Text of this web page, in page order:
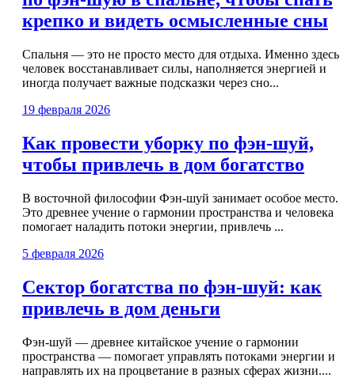
крепко и видеть осмысленные сны
Спальня — это не просто место для отдыха. Именно здесь
человек восстанавливает силы, наполняется энергией и
иногда получает важные подсказки через сно...
19 февраля 2026
Как провести уборку по фэн-шуй,
чтобы привлечь в дом богатство
В восточной философии Фэн-шуй занимает особое место.
Это древнее учение о гармонии пространства и человека
помогает наладить потоки энергии, привлечь ...
5 февраля 2026
Сектор богатства по фэн-шуй: как
привлечь в дом деньги
Фэн-шуй — древнее китайское учение о гармонии
пространства — помогает управлять потоками энергии и
направлять их на процветание в разных сферах жизни....